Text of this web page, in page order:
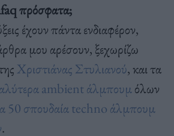
πρόσφατα;
έχουν πάντα ενδιαφέρον,
μου αρέσουν, ξεχωρίζω
Χριστιάνας Στυλιανού, και τα
ambient άλμπουμόλων
50 σπουδαία techno άλμπουμ
.